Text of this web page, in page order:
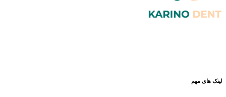
لینک های مهم